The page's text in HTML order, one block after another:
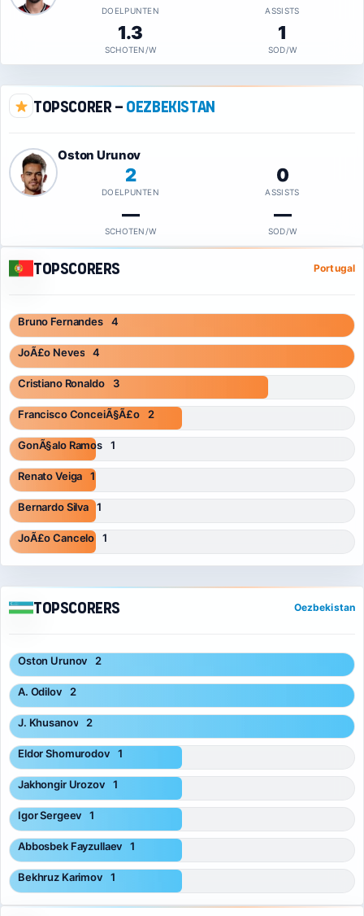
DOELPUNTEN ASSISTS
1.3
SCHOTEN/W
1
SOD/W
Topscorer –Oezbekistan
Oston Urunov
2
DOELPUNTEN
0
ASSISTS
—
SCHOTEN/W
—
SOD/W
Topscorers Portugal
Bruno Fernandes 4
JoÃ£o Neves 4
Cristiano Ronaldo 3
Francisco ConceiÃ§Ã£o 2
GonÃ§alo Ramos 1
Renato Veiga 1
Bernardo Silva 1
JoÃ£o Cancelo 1
Topscorers Oezbekistan
Oston Urunov 2
A. Odilov 2
J. Khusanov 2
Eldor Shomurodov 1
Jakhongir Urozov 1
Igor Sergeev 1
Abbosbek Fayzullaev 1
Bekhruz Karimov 1